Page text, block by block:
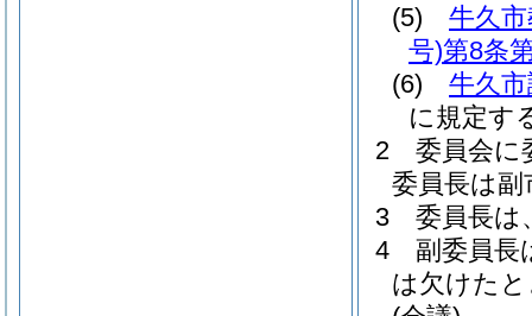
(5)
牛久
号)第8条
(6)
牛久
に規定す
2
委員会に
委員長は
3
委員長は
4
副委員長
は欠けた